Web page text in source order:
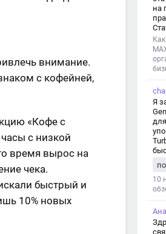
внимание.
с кофейней,
«Кофе с
с низкой
время вырос на
чека.
быстрый и
10% новых
на
Я
10